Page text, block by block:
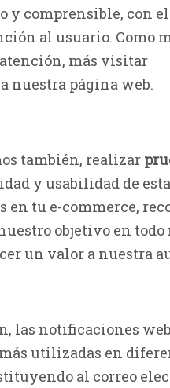
y comprensible, con
al usuario. Como
más visitar
nuestra página web.
también, realizar
y usabilidad de
en tu e-commerce,
objetivo en
un valor a nuestra
las notificaciones
utilizadas en
al correo